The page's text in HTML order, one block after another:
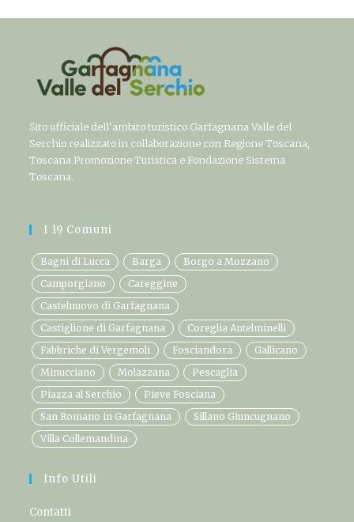
Sito ufficiale dell’ambito turistico Garfagnana Valle del
Serchio realizzato in collaborazione con Regione Toscana,
Toscana Promozione Turistica e Fondazione Sistema
Toscana.
I 19 Comuni
Bagni di Lucca Barga
Borgo a Mozzano
Camporgiano
Careggine
Castelnuovo di Garfagnana
Castiglione di Garfagnana
Coreglia Antelminelli
Fabbriche di Vergemoli
Fosciandora
Gallicano
Minucciano
Molazzana
Pescaglia
Piazza al Serchio
Pieve Fosciana
San Romano in Garfagnana
Sillano Giuncugnano
Villa Collemandina
Info Utili
Contatti